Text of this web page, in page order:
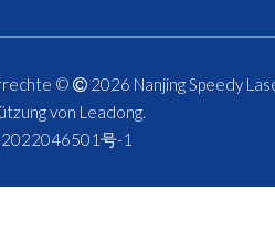
© 2026 Nanjing Speedy
von Leadong.
号-1